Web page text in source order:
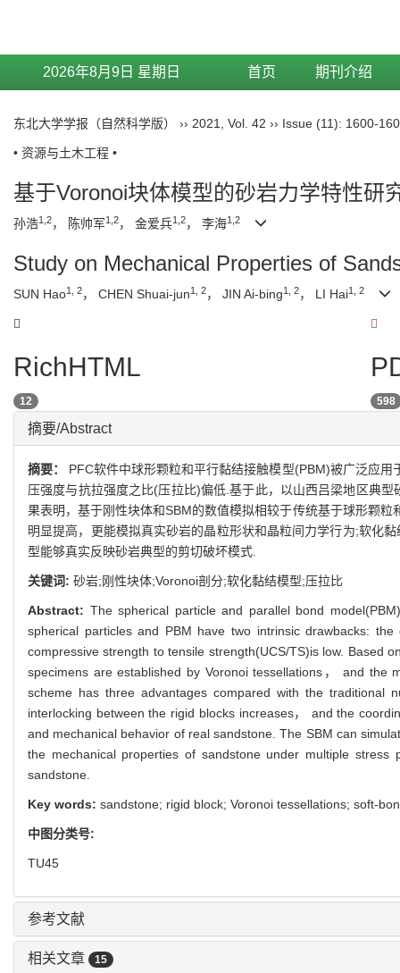
2026年8月9日 星期日 首页 期刊介绍
东北大学学报（自然科学版） ›› 2021 Vol. 42 ›› Issue (11): 1600-
• 资源与土木工程 •
基于Voronoi块体模型的砂岩力学特性研
孙浩1,2， 陈帅军1,2， 金爱兵1,2， 李海1,2
Study on Mechanical Properties of
SUN Hao1, 2， CHEN Shuai-jun1, 2， JIN Ai-bing1, 2， LI Hai1, 2
RichHTML
12 598
摘要/Abstract
摘要： PFC软件中球形颗粒和平行黏结接触模型(PBM)被广泛应
压强度与抗拉强度之比(压拉比)偏低.基于此，以山西吕梁地区典
果表明，基于刚性块体和SBM的数值模拟相较于传统基于球形颗
明显提高，更能模拟真实砂岩的晶粒形状和晶粒间力学行为;软化
型能够真实反映砂岩典型的剪切破坏模式.
关键词: 砂岩;刚性块体;Voronoi剖分;软化黏结模型;压拉比
Abstract: The spherical particle and parallel bond
spherical particles and PBM have two intrinsic drawbacks:
compressive strength to tensile strength(UCS/TS)is low. Based
specimens are established by Voronoi tessellations， and the
scheme has three advantages compared with the traditional
interlocking between the rigid blocks increases， and the
and mechanical behavior of real sandstone. The SBM can
the mechanical properties of sandstone under multiple
sandstone.
Key words: sandstone; rigid block; Voronoi tessellations; soft-
中图分类号:
TU45
参考文献
相关文章 15